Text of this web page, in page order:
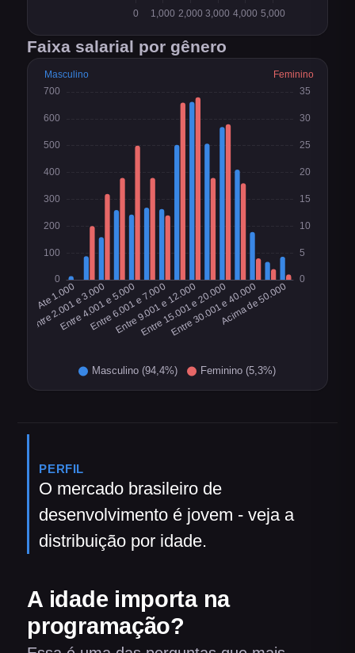
Faixa salarial por gênero
PERFIL
O mercado brasileiro de
desenvolvimento é jovem - veja a
distribuição por idade.
A idade importa na
programação?